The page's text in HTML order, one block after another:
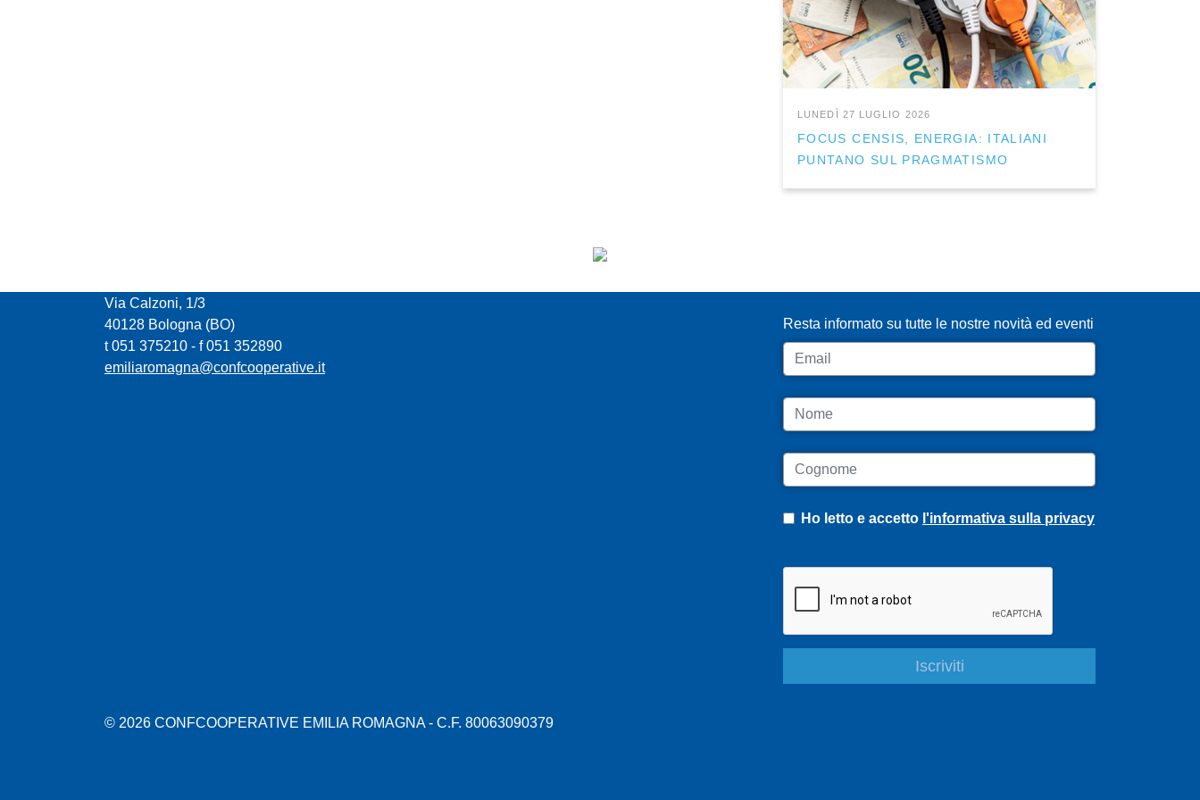
LUNEDÌ 27 LUGLIO 2026
FOCUS CENSIS, ENERGIA: ITALIANI
PUNTANO SUL PRAGMATISMO
Resta informato su tutte le nostre novità ed eventi
Email
Nome
Cognome
Ho letto e accetto l'informativa sulla privacy
Via Calzoni, 1/3
40128 Bologna (BO)
t 051 375210 - f 051 352890
emiliaromagna@confcooperative.it
© 2026 CONFCOOPERATIVE EMILIA ROMAGNA - C.F. 80063090379